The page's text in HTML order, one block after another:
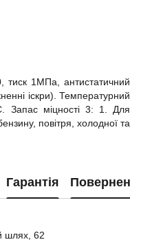
тиск 1МПа, антистатичний
іскри). Температурний
Запас міцності 3: 1. Для
повітря, холодної та
Гарантія Повернення
шлях, 62